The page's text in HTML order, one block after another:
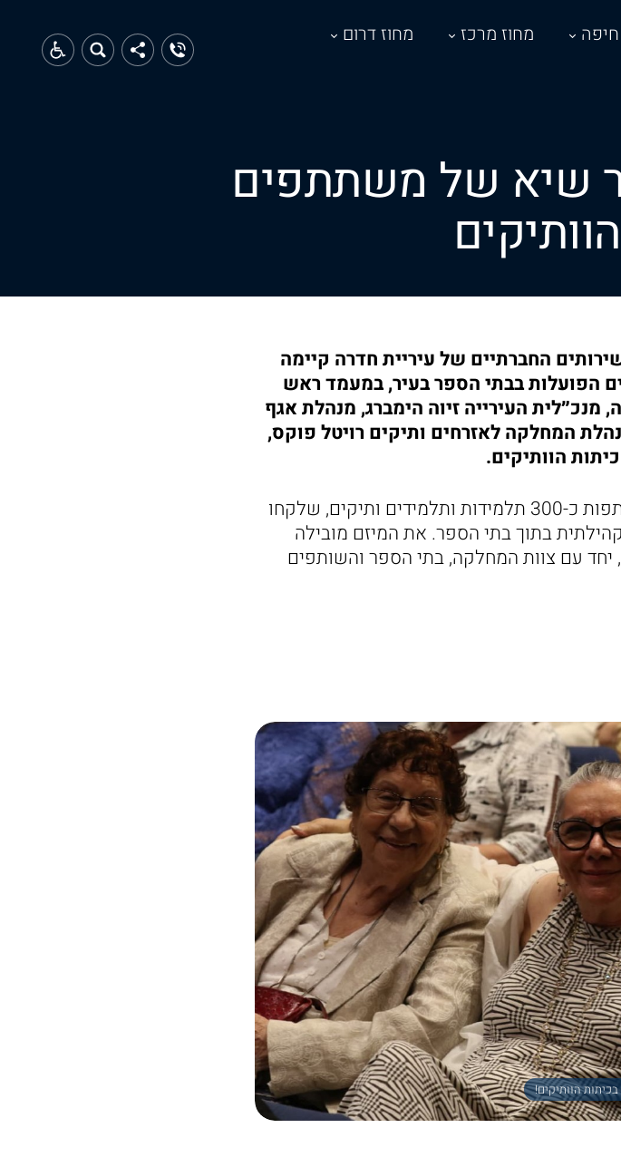
מחוז מרכז
מחוז דרום
שיא של משתתפים
החברתיים של עיריית חדרה קיימה
הפועלות בבתי הספר בעיר, במעמד ראש
העירייה זיוה הימברג, מנהלת אגף
המחלקה לאזרחים ותיקים רויטל פוקס,
הוותיקים.
השנה פעלו בחדרה שבע כיתות ותיקים, בהשתתפות כ-300 תלמידות ותלמידים ותיקים, שלקחו
בתוך בתי הספר. את המיזם מובילה
עם צוות המחלקה, בתי הספר והשותפים
הוותיקים!